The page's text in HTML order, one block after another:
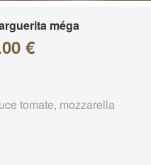
méga
€
tomate, mozzarella